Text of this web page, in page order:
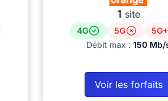
1 site
4G 5G
5G+
Débit max : 150 Mb/
Voir les forfaits